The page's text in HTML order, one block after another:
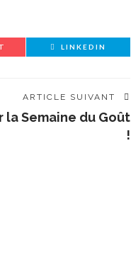
LINKEDIN
ARTICLE SUIVANT
la Semaine du Goût
!